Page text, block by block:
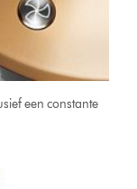
een constante